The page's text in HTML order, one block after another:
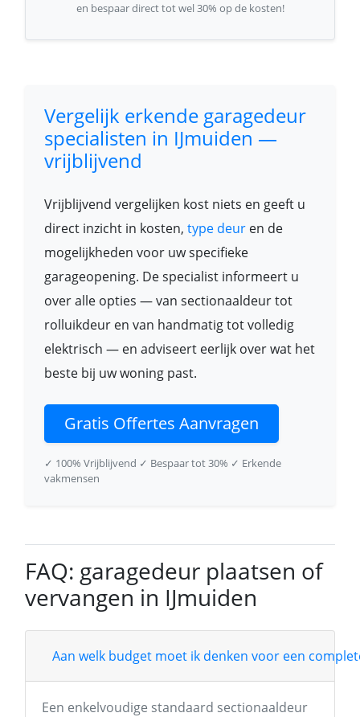
en bespaar direct tot wel 30% op de kosten!
Vergelijk erkende garagedeur
specialisten in IJmuiden —
vrijblijvend
Vrijblijvend vergelijken kost niets en geeft u
direct inzicht in kosten, type deur en de
mogelijkheden voor uw specifieke
garageopening. De specialist informeert u
over alle opties — van sectionaaldeur tot
rolluikdeur en van handmatig tot volledig
elektrisch — en adviseert eerlijk over wat het
beste bij uw woning past.
Gratis Offertes Aanvragen
✓ 100% Vrijblijvend ✓ Bespaar tot 30% ✓ Erkende
vakmensen
FAQ: garagedeur plaatsen of
vervangen in IJmuiden
Aan welk budget moet ik denken voor een
Een enkelvoudige standaard sectionaaldeur